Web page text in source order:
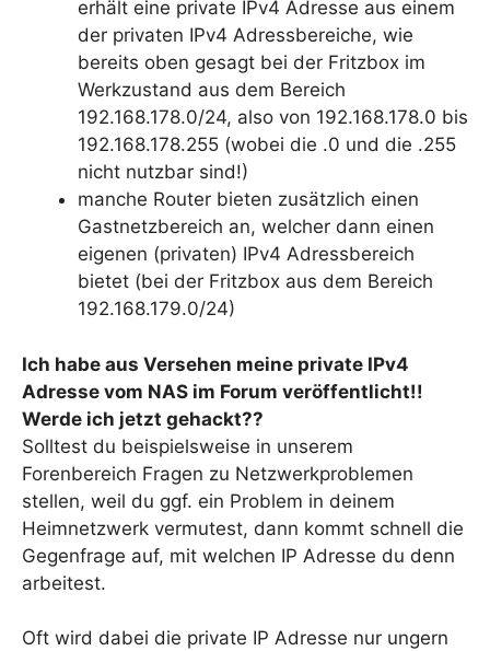
erhält eine private IPv4 Adresse aus einem
der privaten IPv4 Adressbereiche, wie
bereits oben gesagt bei der Fritzbox im
Werkzustand aus dem Bereich
192.168.178.0/24, also von 192.168.178.0 bis
192.168.178.255 (wobei die .0 und die .255
nicht nutzbar sind!)
manche Router bieten zusätzlich einen
Gastnetzbereich an, welcher dann einen
eigenen (privaten) IPv4 Adressbereich
bietet (bei der Fritzbox aus dem Bereich
192.168.179.0/24)
Ich habe aus Versehen meine private IPv4
Adresse vom NAS im Forum veröffentlicht!!
Werde ich jetzt gehackt??
Solltest du beispielsweise in unserem
Forenbereich Fragen zu Netzwerkproblemen
stellen, weil du ggf. ein Problem in deinem
Heimnetzwerk vermutest, dann kommt schnell die
Gegenfrage auf, mit welchen IP Adresse du denn
arbeitest.
Oft wird dabei die private IP Adresse nur ungern